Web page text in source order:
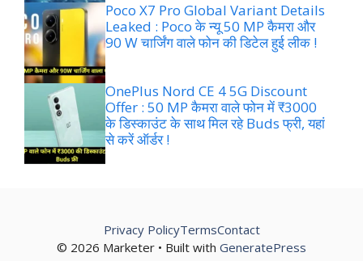
Poco X7 Pro Global Variant Details
Leaked : Poco के न्यू 50 MP कैमरा और
90 W चार्जिंग वाले फोन की डिटेल हुई लीक !
OnePlus Nord CE 4 5G Discount
Offer : 50 MP कैमरा वाले फोन में ₹3000
के डिस्काउंट के साथ मिल रहे Buds फ्री, यहां
से करें ऑर्डर !
© 2026 Marketer • Built with GeneratePress
Privacy PolicyTermsContact